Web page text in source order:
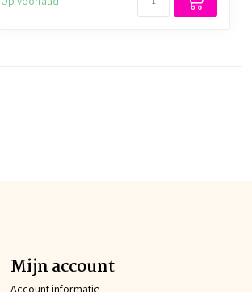
Mijn account
Account informatie